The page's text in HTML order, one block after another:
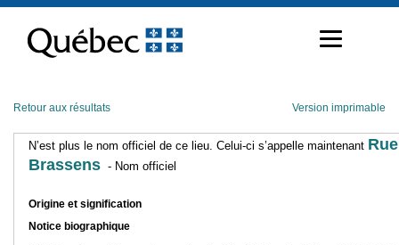
contenu
Retour aux résultats Version imprimable
N’est plus le nom officiel de ce lieu. Celui-ci s’appelle maintenant Rue
Brassens - Nom officiel
Origine et signification
Notice biographique